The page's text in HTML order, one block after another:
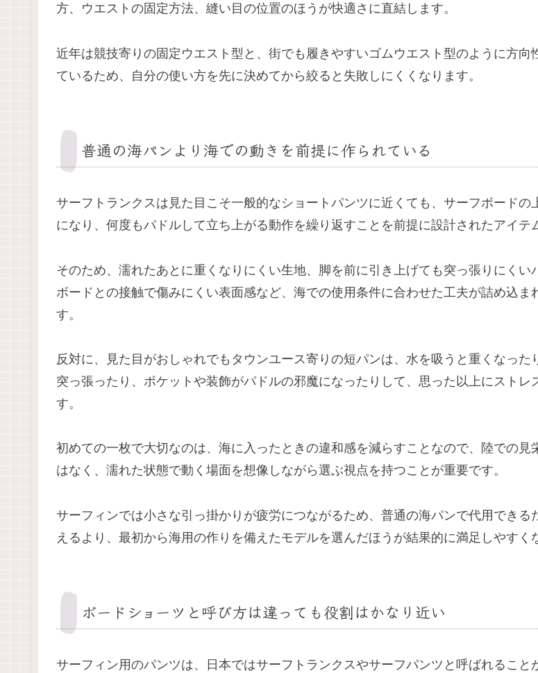
方、ウエストの固定方法、縫い目の位置のほうが快適さに直結します。
近年は競技寄りの固定ウエスト型と、街でも履きやすいゴムウエスト型のように方向
ているため、自分の使い方を先に決めてから絞ると失敗しにくくなります。
普通の海パンより海での動きを前提に作られている
サーフトランクスは見た目こそ一般的なショートパンツに近くても、サーフボードの
になり、何度もパドルして立ち上がる動作を繰り返すことを前提に設計されたアイテ
そのため、濡れたあとに重くなりにくい生地、脚を前に引き上げても突っ張りにくい
ボードとの接触で傷みにくい表面感など、海での使用条件に合わせた工夫が詰め込ま
す。
反対に、見た目がおしゃれでもタウンユース寄りの短パンは、水を吸うと重くなった
突っ張ったり、ポケットや装飾がパドルの邪魔になったりして、思った以上にストレ
す。
初めての一枚で大切なのは、海に入ったときの違和感を減らすことなので、陸での見
はなく、濡れた状態で動く場面を想像しながら選ぶ視点を持つことが重要です。
サーフィンでは小さな引っ掛かりが疲労につながるため、普通の海パンで代用できる
えるより、最初から海用の作りを備えたモデルを選んだほうが結果的に満足しやすく
ボードショーツと呼び方は違っても役割はかなり近い
サーフィン用のパンツは、日本ではサーフトランクスやサーフパンツと呼ばれること